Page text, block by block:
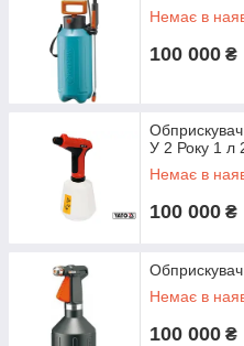
Немає в
100 000 ₴
У 2 Року 1 л
Немає в
100 000 ₴
Немає в
100 000 ₴